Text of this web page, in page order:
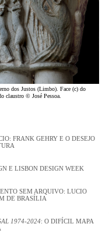
dos Justos (Limbo). Face (c) do
claustro © José Pessoa.
FRANK GEHRY E O DESEJO
E LISBON DESIGN WEEK
SEM ARQUIVO: LUCIO
DE BRASÍLIA
1974-2024: O DIFÍCIL MAPA